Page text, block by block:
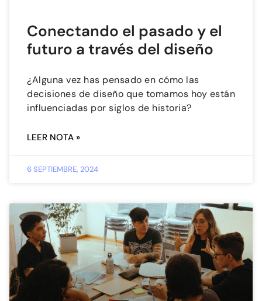
Conectando el pasado y el
futuro a través del diseño
¿Alguna vez has pensado en cómo las
decisiones de diseño que tomamos hoy están
influenciadas por siglos de historia?
LEER NOTA »
6 SEPTIEMBRE, 2024